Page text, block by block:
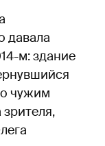
давала
м: здание
чужим